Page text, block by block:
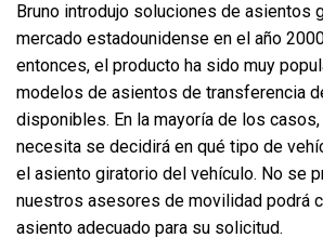
Bruno introdujo soluciones de asientos
mercado estadounidense en el año
entonces, el producto ha sido muy
modelos de asientos de transferencia
disponibles. En la mayoría de los
necesita se decidirá en qué tipo de
el asiento giratorio del vehículo. No se
nuestros asesores de movilidad podrá
asiento adecuado para su solicitud.